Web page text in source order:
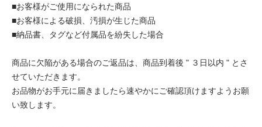
■お客様がご使用になられた商品
■お客様による破損、汚損が生じた商品
■納品書、タグなど付属品を紛失した場合
商品に欠陥がある場合のご返品は、商品到着後 " ３日以内 " とさ
せていただきます。
お品物がお手元に届きましたら速やかにご確認頂けますようお願
い致します。